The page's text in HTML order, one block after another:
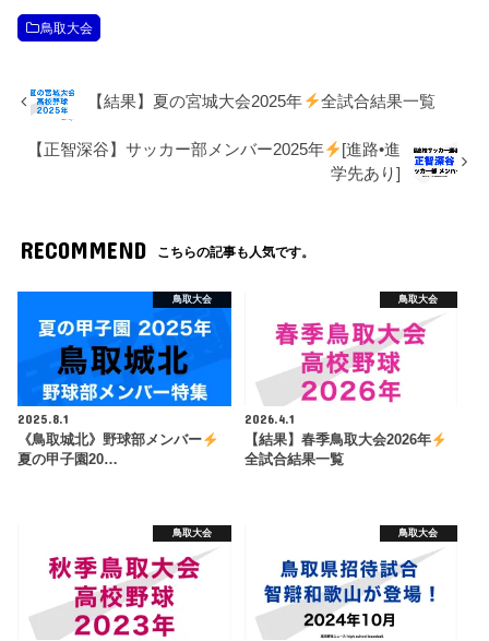
鳥取大会
【結果】夏の宮城大会2025年 全試合結果一覧
【正智深谷】サッカー部メンバー2025年
[進路•進
学先あり]
RECOMMEND こちらの記事も人気です。
鳥取大会
2025.8.1
《鳥取城北》野球部メンバー
夏の甲子園20…
鳥取大会
2026.4.1
【結果】春季鳥取大会2026年
全試合結果一覧
鳥取大会 鳥取大会